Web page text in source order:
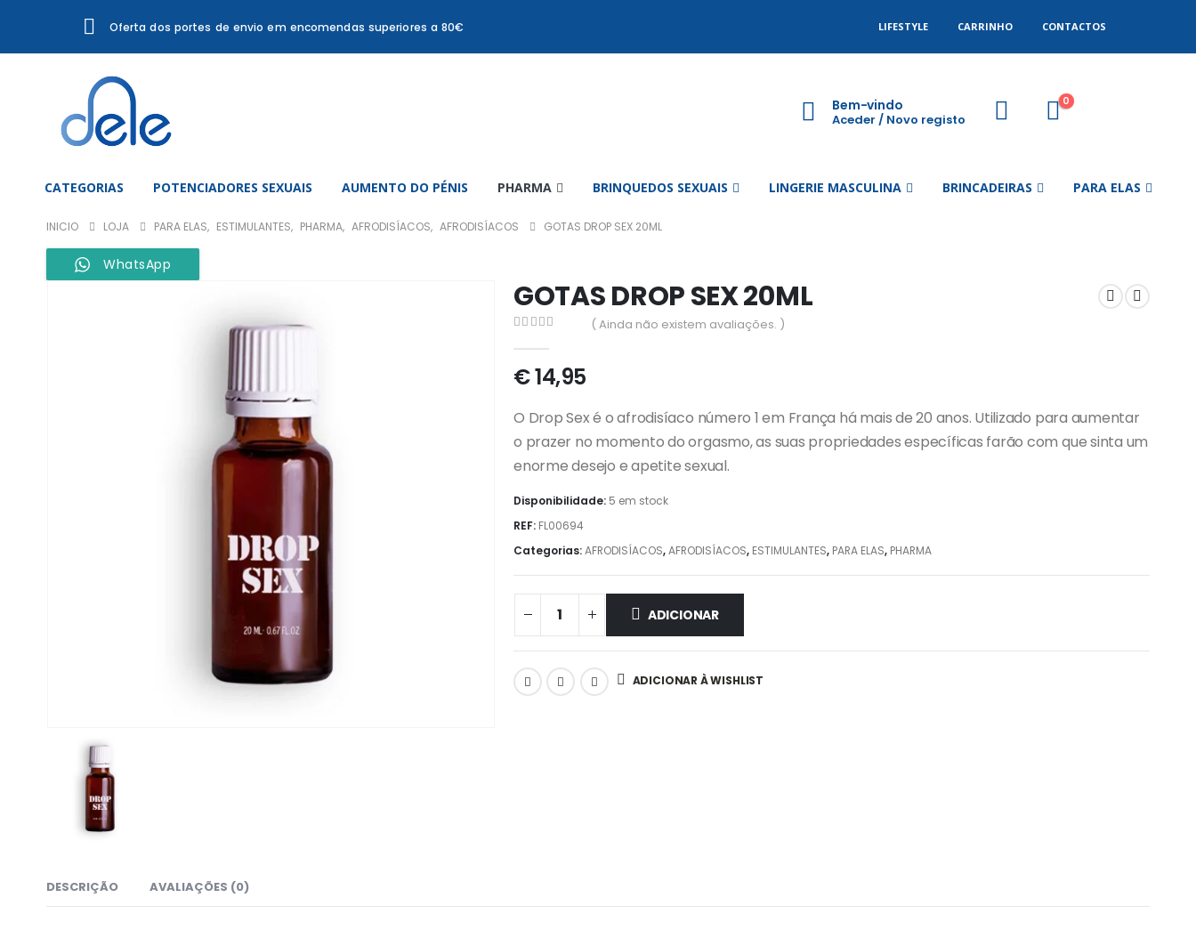
Oferta dos portes de envio em encomendas superiores a 80€ LIFESTYLE CARRINHO CONTACTOS
Bem-vindo
Aceder / Novo registo
0
CATEGORIAS POTENCIADORES SEXUAIS AUMENTO DO PÉNIS PHARMA BRINQUEDOS SEXUAIS LINGERIE MASCULINA BRINCADEIRAS PARA ELAS
INICIO LOJA PARA ELAS, ESTIMULANTES, PHARMA, AFRODISÍACOS, AFRODISÍACOS GOTAS DROP SEX 20ML
WhatsApp
GOTAS DROP SEX 20ML
( Ainda não existem avaliações. )
€14,95
O Drop Sex é o afrodisíaco número 1 em França há mais de 20 anos. Utilizado para aumentar
o prazer no momento do orgasmo, as suas propriedades específicas farão com que sinta um
enorme desejo e apetite sexual.
Disponibilidade: 5 em stock
REF: FL00694
Categorias:AFRODISÍACOS,AFRODISÍACOS, ESTIMULANTES, PARA ELAS, PHARMA
ADICIONAR
ADICIONAR À WISHLIST
DESCRIÇÃO AVALIAÇÕES (0)